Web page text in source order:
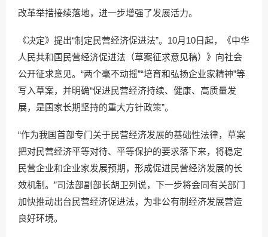
改革举措接续落地，进一步增强了发展活力。
《决定》提出“制定民营经济促进法”。10月10日起，《中华
人民共和国民营经济促进法（草案征求意见稿）》向社会
公开征求意见。“两个毫不动摇”“培育和弘扬企业家精神”等
写入草案，并明确“促进民营经济持续、健康、高质量发
展，是国家长期坚持的重大方针政策”。
“作为我国首部专门关于民营经济发展的基础性法律，草案
把对民营经济平等对待、平等保护的要求落下来，将稳定
民营企业和企业家发展预期，形成促进民营经济发展的长
效机制。”司法部副部长胡卫列说，下一步将会同有关部门
加快推动出台民营经济促进法，为非公有制经济发展营造
良好环境。